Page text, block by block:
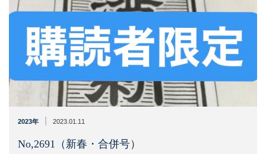
2023年 2023.01.11
No,2691（新春・合併号）